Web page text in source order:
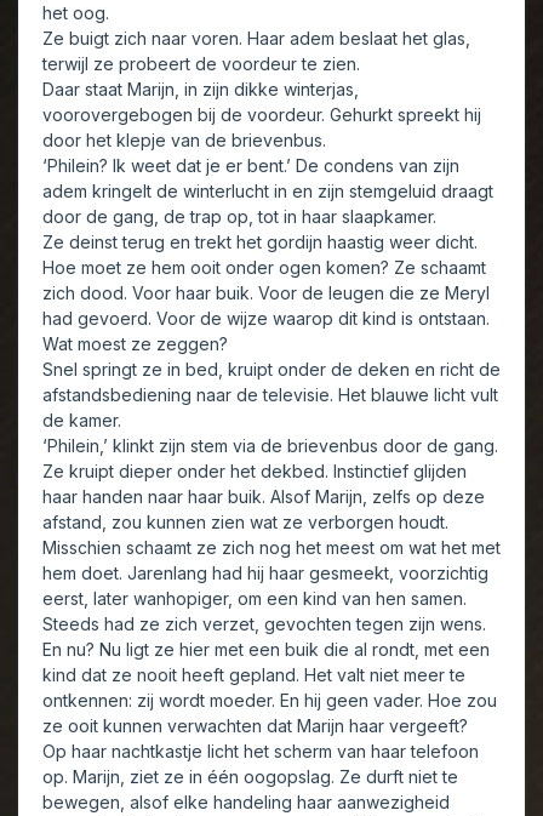
het oog.
Ze buigt zich naar voren. Haar adem beslaat het glas,
terwijl ze probeert de voordeur te zien.
Daar staat Marijn, in zijn dikke winterjas,
voorovergebogen bij de voordeur. Gehurkt spreekt hij
door het klepje van de brievenbus.
‘Philein? Ik weet dat je er bent.’ De condens van zijn
adem kringelt de winterlucht in en zijn stemgeluid draagt
door de gang, de trap op, tot in haar slaapkamer.
Ze deinst terug en trekt het gordijn haastig weer dicht.
Hoe moet ze hem ooit onder ogen komen? Ze schaamt
zich dood. Voor haar buik. Voor de leugen die ze Meryl
had gevoerd. Voor de wijze waarop dit kind is ontstaan.
Wat moest ze zeggen?
Snel springt ze in bed, kruipt onder de deken en richt de
afstandsbediening naar de televisie. Het blauwe licht vult
de kamer.
‘Philein,’ klinkt zijn stem via de brievenbus door de gang.
Ze kruipt dieper onder het dekbed. Instinctief glijden
haar handen naar haar buik. Alsof Marijn, zelfs op deze
afstand, zou kunnen zien wat ze verborgen houdt.
Misschien schaamt ze zich nog het meest om wat het met
hem doet. Jarenlang had hij haar gesmeekt, voorzichtig
eerst, later wanhopiger, om een kind van hen samen.
Steeds had ze zich verzet, gevochten tegen zijn wens.
En nu? Nu ligt ze hier met een buik die al rondt, met een
kind dat ze nooit heeft gepland. Het valt niet meer te
ontkennen: zij wordt moeder. En hij geen vader. Hoe zou
ze ooit kunnen verwachten dat Marijn haar vergeeft?
Op haar nachtkastje licht het scherm van haar telefoon
op. Marijn, ziet ze in één oogopslag. Ze durft niet te
bewegen, alsof elke handeling haar aanwezigheid